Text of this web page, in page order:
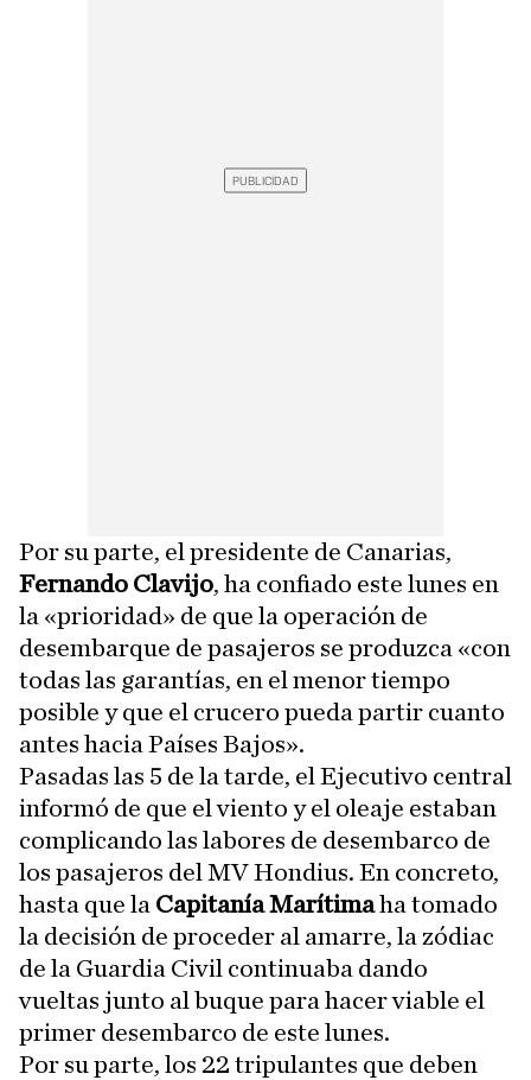
Por su parte, el presidente de Canarias,
Fernando Clavijo, ha confiado este lunes en
la «prioridad» de que la operación de
desembarque de pasajeros se produzca «con
todas las garantías, en el menor tiempo
posible y que el crucero pueda partir cuanto
antes hacia Países Bajos».
Pasadas las 5 de la tarde, el Ejecutivo central
informó de que el viento y el oleaje estaban
complicando las labores de desembarco de
los pasajeros del MV Hondius. En concreto,
hasta que la Capitanía Marítimaha tomado
la decisión de proceder al amarre, la zódiac
de la Guardia Civil continuaba dando
vueltas junto al buque para hacer viable el
primer desembarco de este lunes.
Por su parte, los 22 tripulantes que deben